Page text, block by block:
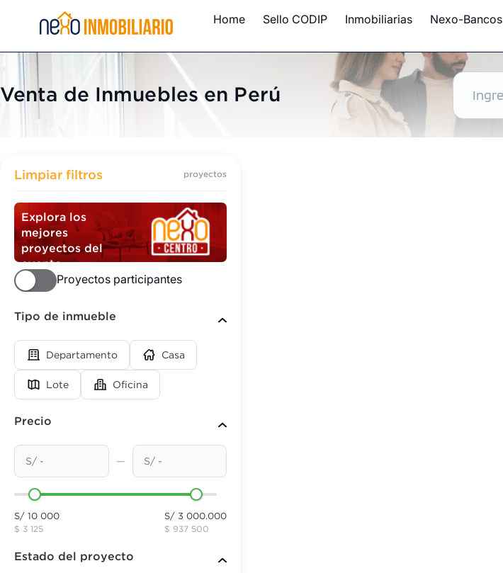
Home Sello CODIP Inmobiliarias Nexo-Bancos
Venta de Inmuebles en Perú
Limpiar filtros proyectos
Explora los
mejores
proyectos del
evento
Proyectos participantes
Tipo de inmueble
Departamento Casa
Lote Oficina
Precio
—
S/ 10 000
$ 3 125
S/ 3 000.000
$ 937 500
Estado del proyecto